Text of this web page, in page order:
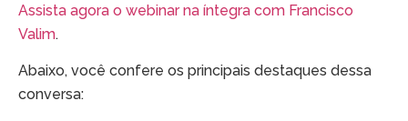
Assista agora o webinar na íntegra com Francisco
Valim.
Abaixo, você confere os principais destaques dessa
conversa: